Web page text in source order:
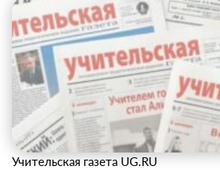
Учительская газета UG.RU